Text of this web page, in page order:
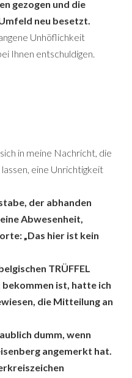
gezogen und die
neu besetzt.
Unhöflichkeit
Ihnen entschuldigen.
in meine Nachricht, die
eine Unrichtigkeit
der abhanden
Abwesenheit,
„Das hier ist kein
TRÜFFEL
ist, hatte ich
die Mitteilung an
dumm, wenn
angemerkt hat.